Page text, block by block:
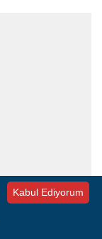
Kabul Ediyorum